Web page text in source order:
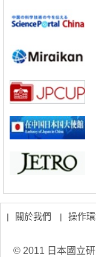
化，研發出面向單細胞
科學研究
基礎設施
科學研究
產總研無需石油利用
政策
日本內閣會議通過《
科學研究
廣島大學發現EB病毒
科學研究
東京大學調查300多
蒼白球外節部體積增大
化，研發出面向單細胞
| 關於我們 | 操作
© 2011 日本國立